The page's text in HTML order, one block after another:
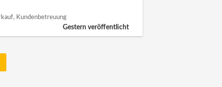
Kundenbetreuung
Gestern veröffentlicht